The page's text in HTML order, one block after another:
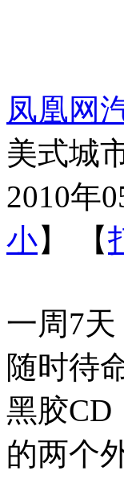
凤凰网
美式城
2010年
小】 【
一周7
随时待
黑胶CD
的两个